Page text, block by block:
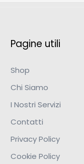
Pagine utili
Shop
Chi Siamo
I Nostri Servizi
Contatti
Privacy Policy
Cookie Policy